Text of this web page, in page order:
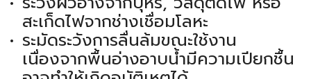
สะเก็ดไฟจากช่างเชื่อมโลหะ
ระมัดระวังการลื่นล้มขณะใช้งาน
เนื่องจากพื้นอ่างอาบน้ำมีความเปียกชื้น